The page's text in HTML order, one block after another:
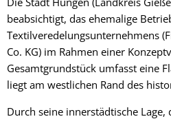
beabsichtigt, das ehemalige
Textilveredelungsunternehmens
Co. KG) im Rahmen einer
Gesamtgrundstück umfasst eine
liegt am westlichen Rand des
Durch seine innerstädtische